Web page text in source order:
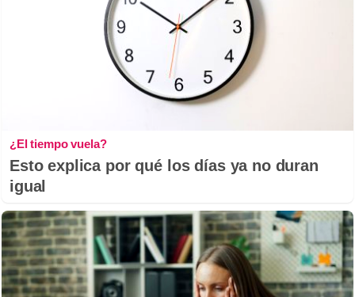
¿El tiempo vuela?
Esto explica por qué los días ya no duran
igual